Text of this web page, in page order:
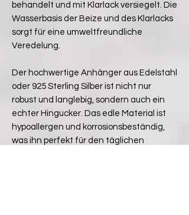
behandelt und mit Klarlack versiegelt. Die
Wasserbasis der Beize und des Klarlacks
sorgt für eine umweltfreundliche
Veredelung.
Der hochwertige Anhänger aus Edelstahl
oder 925 Sterling Silber ist nicht nur
robust und langlebig, sondern auch ein
echter Hingucker. Das edle Material ist
hypoallergen und korrosionsbeständig,
was ihn perfekt für den täglichen